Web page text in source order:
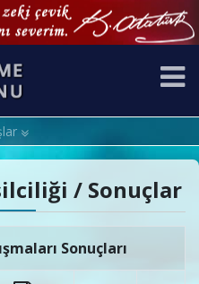
/ Sonuçlar
Sonuçları